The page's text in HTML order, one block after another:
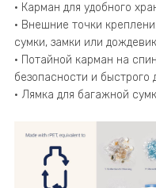
• Карман для удобного
• Внешние точки
сумки, замки или
• Потайной карман на
безопасности и быстрого
• Лямка для багажной